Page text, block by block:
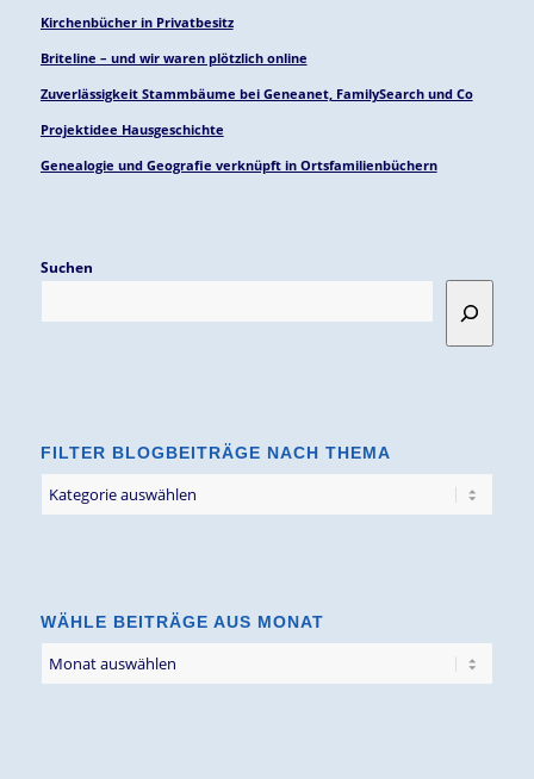
Kirchenbücher in Privatbesitz
Briteline – und wir waren plötzlich online
Zuverlässigkeit Stammbäume bei Geneanet, FamilySearch und Co
Projektidee Hausgeschichte
Genealogie und Geografie verknüpft in Ortsfamilienbüchern
Suchen
FILTER BLOGBEITRÄGE NACH THEMA
Blogbeiträge
WÄHLE BEITRÄGE AUS MONAT